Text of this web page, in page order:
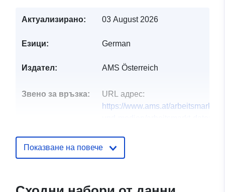
Актуализирано: 03 August 2026
Езици: German
Издател: AMS Österreich
Звено за връзка:
URL адрес:
https://www.ams.at/
Каталожен
Добавено към data.europa.eu:
Показване на повече